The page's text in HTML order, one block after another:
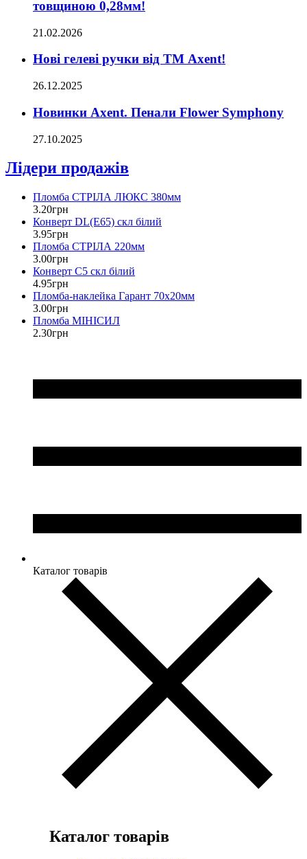
товщиною 0,28мм!
21.02.2026
Нові гелеві ручки від ТМ Axent!
26.12.2025
Новинки Axent. Пенали Flower Symphony
27.10.2025
Лідери продажів
Пломба СТРІЛА ЛЮКС 380мм
3.20грн
Конверт DL(Е65) скл білий
3.95грн
Пломба СТРІЛА 220мм
3.00грн
Конверт С5 скл білий
4.95грн
Пломба-наклейка Гарант 70х20мм
3.00грн
Пломба МІНІСИЛ
2.30грн
Каталог товарів
Каталог товарів